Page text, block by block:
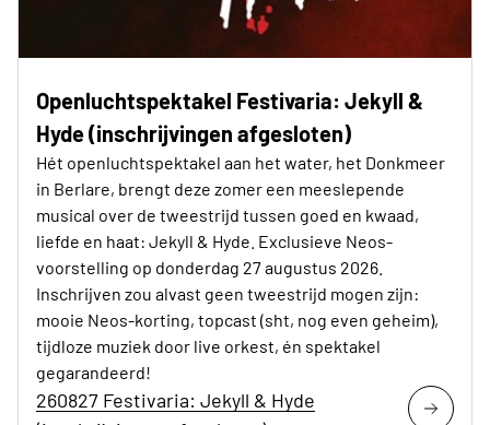
Openluchtspektakel Festivaria: Jekyll &
Hyde (inschrijvingen afgesloten)
Hét openluchtspektakel aan het water, het Donkmeer
in Berlare, brengt deze zomer een meeslepende
musical over de tweestrijd tussen goed en kwaad,
liefde en haat: Jekyll & Hyde. Exclusieve Neos-
voorstelling op donderdag 27 augustus 2026.
Inschrijven zou alvast geen tweestrijd mogen zijn:
mooie Neos-korting, topcast (sht, nog even geheim),
tijdloze muziek door live orkest, én spektakel
gegarandeerd!
260827 Festivaria: Jekyll & Hyde